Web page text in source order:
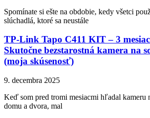
Spomínate si ešte na obdobie, kedy všetci
slúchadlá, ktoré sa neustále
TP-Link Tapo C411 KIT – 3
Skutočne bezstarostná kamera na
(moja skúsenosť)
9. decembra 2025
Keď som pred tromi mesiacmi hľadal kameru
domu a dvora, mal